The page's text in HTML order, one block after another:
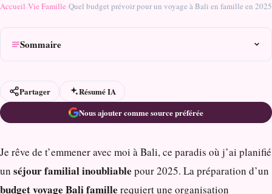
Accueil›Vie Famille›Quel budget prévoir pour un voyage à Bali en famille en 2025
Sommaire
Partager
Résumé IA
Nous ajouter comme source préférée
Je rêve de t’emmener avec moi à Bali, ce paradis où j’ai planifié
un séjour familial inoubliable pour 2025. La préparation d’un
budget voyage Bali famille requiert une organisation